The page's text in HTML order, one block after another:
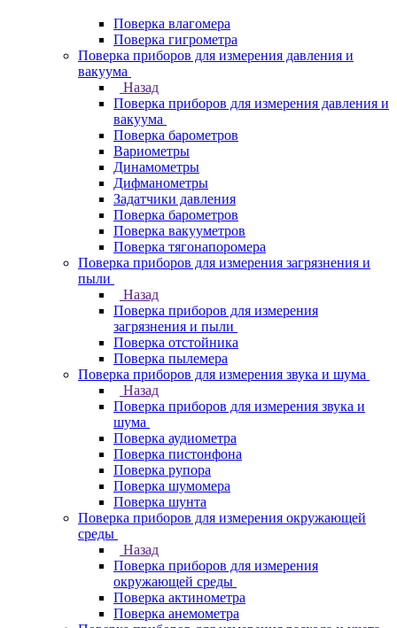
Поверка влагомера
Поверка гигрометра
Поверка приборов для измерения давления и
вакуума
Назад
Поверка приборов для измерения давления и
вакуума
Поверка барометров
Вариометры
Динамометры
Дифманометры
Задатчики давления
Поверка барометров
Поверка вакууметров
Поверка тягонапоромера
Поверка приборов для измерения загрязнения и
пыли
Назад
Поверка приборов для измерения
загрязнения и пыли
Поверка отстойника
Поверка пылемера
Поверка приборов для измерения звука и шума
Назад
Поверка приборов для измерения звука и
шума
Поверка аудиометра
Поверка пистонфона
Поверка рупора
Поверка шумомера
Поверка шунта
Поверка приборов для измерения окружающей
среды
Назад
Поверка приборов для измерения
окружающей среды
Поверка актинометра
Поверка анемометра